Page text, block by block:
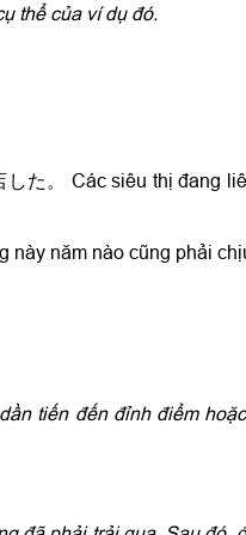
thể của ví dụ đó.
た。 Các siêu thị đang
này năm nào cũng phải
tiến đến đỉnh điểm